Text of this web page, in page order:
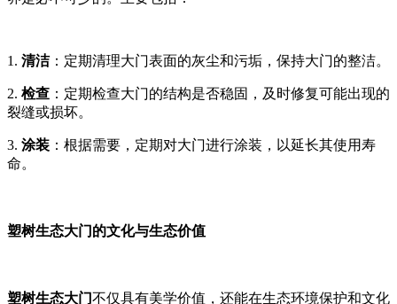
1. 清洁：定期清理大门表面的灰尘和污垢，保持大门的整洁。
2. 检查 ：定期检查大门的结构是否稳固，及时修复可能出现的
裂缝或损坏。
3. 涂装 ：根据需要，定期对大门进行涂装，以延长其使用寿
命。
塑树生态大门的文化与生态价值
塑树生态大门不仅具有美学价值，还能在生态环境保护和文化